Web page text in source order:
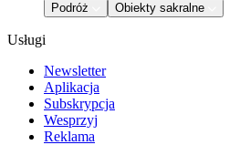
Podróż
Obiekty sakralne
Usługi
Newsletter
Aplikacja
Subskrypcja
Wesprzyj
Reklama